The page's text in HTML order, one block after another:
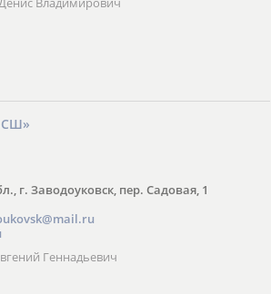
г. Заводоуковск, пер. Садовая, 1
Геннадьевич